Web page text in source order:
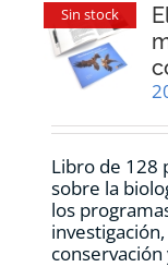
Sin stock
Libro de 128
sobre la
los